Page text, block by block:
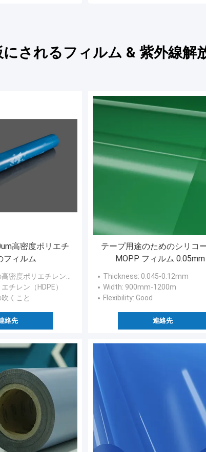
されるフィルム & 紫外線解
高密度ポリエチ
フィルム
ポリエチレンのフィルムの印刷
チレン（HDPE）
くこと
絡先
テープ用途のためのシリコ
MOPP フィルム
0.12mm
Thickness: 0.045-0.12mm
Width: 900mm-1200m
Flexibility: Good
連絡先